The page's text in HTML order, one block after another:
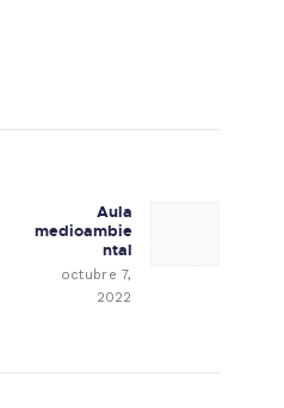
Aula
medioambie
ntal
octubre 7,
2022